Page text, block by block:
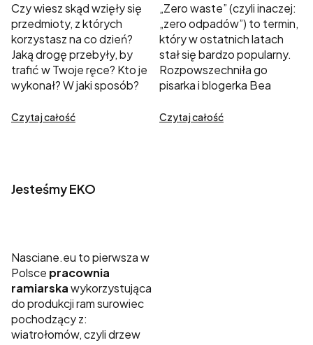
Czy wiesz skąd wzięły się
przedmioty, z których
korzystasz na co dzień?
Jaką drogę przebyły, by
trafić w Twoje ręce? Kto je
wykonał? W jaki sposób?
często nie potrafimy
Czytaj całość
„Zero waste” (czyli inaczej:
„zero odpadów”) to termin,
który w ostatnich latach
stał się bardzo popularny.
Rozpowszechniła go
pisarka i blogerka Bea
swoją rodziną podjęła się
Czytaj całość
Jesteśmy EKO
Nasciane.eu to pierwsza w
Polsce pracownia
ramiarskawykorzystująca
do produkcji ram surowiec
pochodzący z:
wiatrołomów, czyli drzew